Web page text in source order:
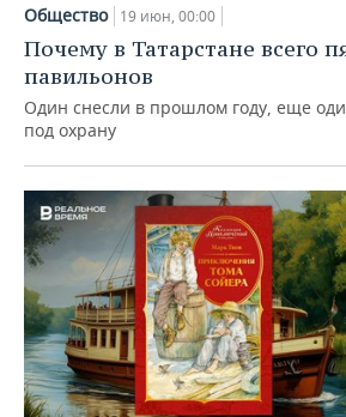
НЕФТЕХИМИЯ
НЕФТЬ
ОПК
ЭНЕРГЕТИКА
РОЗНИЧНАЯ ТОРГОВЛЯ
ТРАНСПОРТ
НОВОСТИ ТЕХНОЛОГИЙ
IT
ТЕЛЕКОММУНИКАЦИИ
МЕРОПРИЯТИЯ
НОВОСТИ МЕРОПРИЯТИЙ
БИЗНЕС-БРАНЧИ
ONLINE-КОНФЕРЕНЦИИ
ОТКРЫТАЯ ЛЕКЦИЯ
СПОРТ
ФУТБОЛ
ХОККЕЙ
БАСКЕТБОЛ
ВОЛЕЙБОЛ
НОВОСТИ ОБЩЕСТВА
ВЛАСТЬ
ИНФРАСТРУКТУРА
ИСТОРИЯ
ФОТОГАЛЕРЕЯ
СЮЖЕТЫ
СПРАВОЧНИК
СПИСОК ПЕРСОН
ПОЛНАЯ ВЕРСИЯ
Общество 19 июн, 00:00
Почему в Татарстане всего
павильонов
Один снесли в прошлом году, еще
под охрану